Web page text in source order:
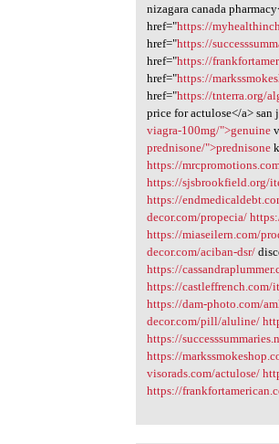
nizagara canada
href="https://
href="https://
href="https://
href="https://
href="https://tnterra.org/
price for actulose</a> san
viagra-100mg/">genuine
prednisone/">prednisone
https://
https://sjsbrookfield.org/
https://
decor.com/propecia/
https://miaseilern.com/
decor.com/aciban-dsr/
https://
https://castleffrench.com/
https://dam-photo.com/
decor.com/pill/aluline/
https://
https://
visorads.com/actulose/
https://